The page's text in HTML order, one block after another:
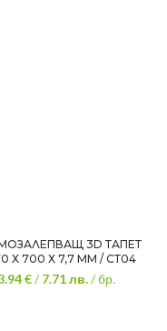
3D ТАПЕТ
Х 700 Х 7,7 ММ / СТ04
€/7.71лв./ бр.